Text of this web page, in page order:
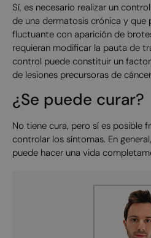
Sí, es necesario realizar un
de una dermatosis crónica y que
fluctuante con aparición de
requieran modificar la pauta de
control puede constituir un
de lesiones precursoras de
¿Se puede curar?
No tiene cura, pero sí es posible
controlar los síntomas. En
puede hacer una vida